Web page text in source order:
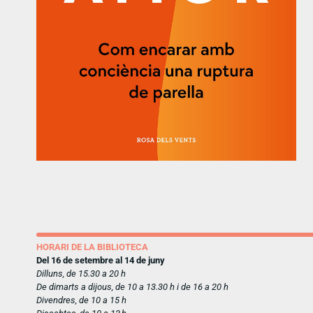
HORARI DE LA BIBLIOTECA
Del 16 de setembre al 14 de juny
Dilluns, de 15.30 a 20 h
De dimarts a dijous, de 10 a 13.30 h i de 16 a 20 h
Divendres, de 10 a 15 h